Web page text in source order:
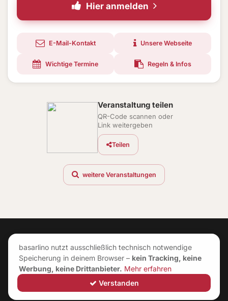
Hier anmelden
E-Mail-Kontakt Unsere Webseite
Wichtige Termine Regeln & Infos
Veranstaltung teilen
QR-Code scannen oder
Link weitergeben
Teilen
weitere Veranstaltungen
© Neuerungen|Impressum Datenschutz
basarlino nutzt ausschließlich technisch notwendige
Speicherung in deinem Browser – kein Tracking, keine
Werbung, keine Drittanbieter. Mehr erfahren
Verstanden